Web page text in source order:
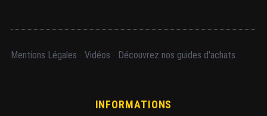
Mentions Légales Vidéos Découvrez nos guides d'achats.
INFORMATIONS